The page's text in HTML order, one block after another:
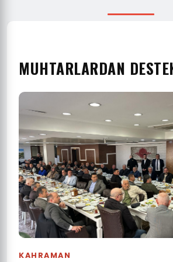
KAHRAMAN
MUHTARLARDAN